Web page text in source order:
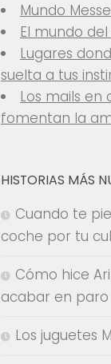
Mundo
El mundo
Lugares
suelta a tus
Los mails en
fomentan la
HISTORIAS MÁS
Cuando te
coche por tu
Cómo hice
acabar en paro
Los juguetes